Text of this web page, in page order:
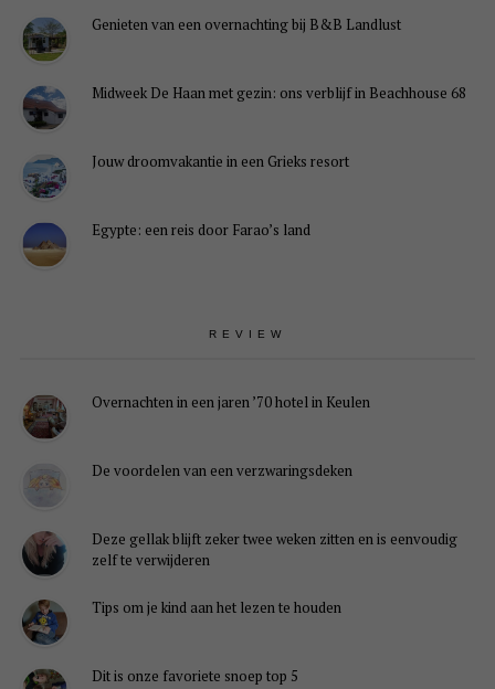
Genieten van een overnachting bij B&B Landlust
Midweek De Haan met gezin: ons verblijf in Beachhouse 68
Jouw droomvakantie in een Grieks resort
Egypte: een reis door Farao’s land
REVIEW
Overnachten in een jaren ’70 hotel in Keulen
De voordelen van een verzwaringsdeken
Deze gellak blijft zeker twee weken zitten en is eenvoudig
zelf te verwijderen
Tips om je kind aan het lezen te houden
Dit is onze favoriete snoep top 5